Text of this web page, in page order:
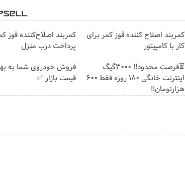
کمربند اصلاح کننده قوز کمر برای
کار با کامپیتور
کمربند اصلاح‌کننده قوز
پرداخت درب منزل
⏳فرصت محدود!! 3000گیگ
اینترنت خانگی 180 روزه فقط 600
هزارتومان!!
فروش خودروی شما به
قیمت بازار ✅